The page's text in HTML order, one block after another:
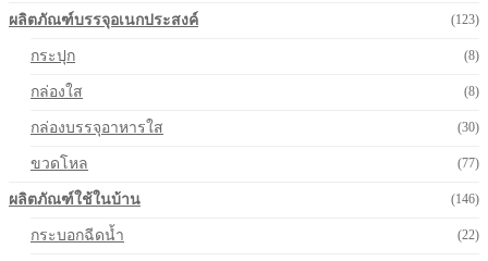
ผลิตภัณฑ์บรรจุอเนกประสงค์ (123)
กระปุก (8)
กล่องใส (8)
กล่องบรรจุอาหารใส (30)
ขวดโหล (77)
ผลิตภัณฑ์ใช้ในบ้าน (146)
กระบอกฉีดน้ำ (22)